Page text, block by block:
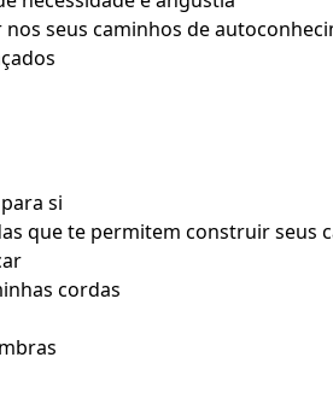
seus caminhos de
si
que te permitem construir seus
cordas